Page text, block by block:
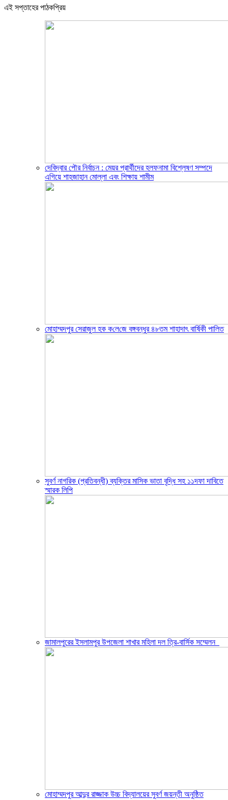
এই সপ্তাহের পাঠকপ্রিয়
দেবিদ্বার পৌর নির্বাচন : মেয়র প্রার্থীদের হলফনামা বিশ্লেষণ সম্পদে
এগিয়ে শাহজাহান মোল্লা এবং শিক্ষায় শামীম
মোহাম্মদপুর সেরাজুল হক ক‌লে‌জে বঙ্গবন্ধুর ৪৮তম শাহাদাৎ বা‌র্ষিকী পা‌লিত
সুবর্ণ নাগরিক (প্রতিবন্ধী) ব্যক্তির মাসিক ভাতা বৃদ্ধি সহ ১১দফা দাবিতে
স্মারক লিপি
জামালপুরের ইসলামপুর উপজেলা শাখার মহিলা দল ত্রি-বার্সিক সম্মেলন
মোহাম্মদপুর আব্দুর রাজ্জাক উচ্চ বিদ্যালয়ের সুবর্ণ জয়ন্তী অনুষ্ঠিত